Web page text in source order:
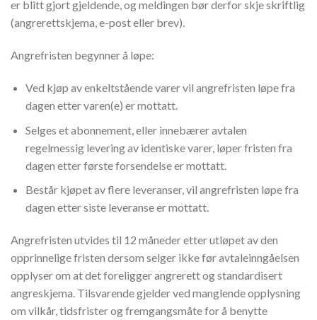
er blitt gjort gjeldende, og meldingen bør derfor skje skriftlig
(angrerettskjema, e-post eller brev).
Angrefristen begynner å løpe:
Ved kjøp av enkeltstående varer vil angrefristen løpe fra
dagen etter varen(e) er mottatt.
Selges et abonnement, eller innebærer avtalen
regelmessig levering av identiske varer, løper fristen fra
dagen etter første forsendelse er mottatt.
Består kjøpet av flere leveranser, vil angrefristen løpe fra
dagen etter siste leveranse er mottatt.
Angrefristen utvides til 12 måneder etter utløpet av den
opprinnelige fristen dersom selger ikke før avtaleinngåelsen
opplyser om at det foreligger angrerett og standardisert
angreskjema. Tilsvarende gjelder ved manglende opplysning
om vilkår, tidsfrister og fremgangsmåte for å benytte